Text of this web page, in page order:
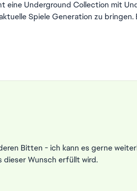
Spiele Generation zu bringen.
Bitten - ich kann es gerne
dieser Wunsch erfüllt wird.